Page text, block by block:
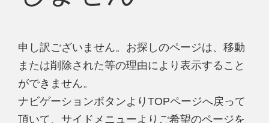
申し訳ございません。お探しのページは、移動
または削除された等の理由により表示すること
ができません。
ナビゲーションボタンよりTOPページへ戻って
頂いて、サイドメニューよりご希望のページを